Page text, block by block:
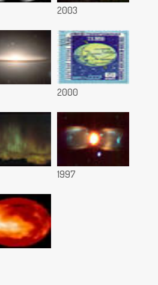
2003
2000
1997